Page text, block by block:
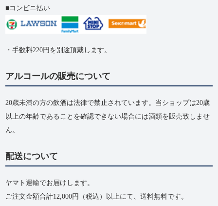
コンビニ払い
・手数料220円を別途頂戴します。
アルコールの販売について
20歳未満の方の飲酒は法律で禁止されています。当ショップは20歳
以上の年齢であることを確認できない場合には酒類を販売致しませ
ん。
配送について
ヤマト運輸でお届けします。
ご注文金額合計12,000円（税込）以上にて、送料無料です。